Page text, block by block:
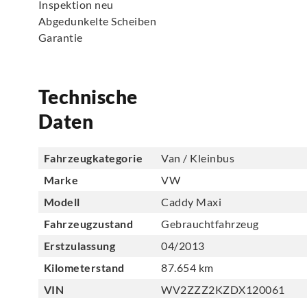
Inspektion neu
Abgedunkelte Scheiben
Garantie
Technische
Daten
Fahrzeugkategorie
Van / Kleinbus
Marke
VW
Modell
Caddy Maxi
Fahrzeugzustand
Gebrauchtfahrzeug
Erstzulassung
04/2013
Kilometerstand
87.654 km
VIN
WV2ZZZ2KZDX120061